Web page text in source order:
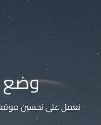
وضع
نعمل على تحسين